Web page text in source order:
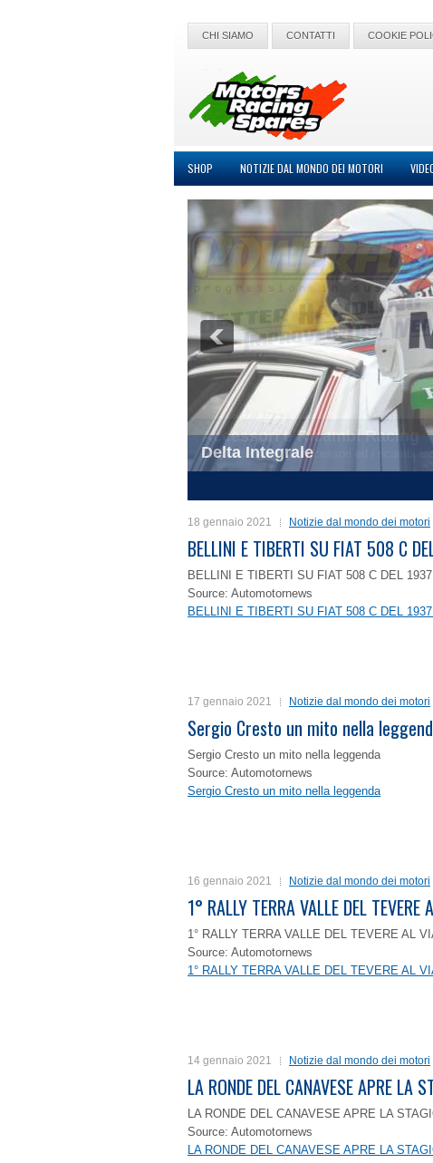
CHI SIAMO CONTATTI COOKIE
SHOP NOTIZIE DAL MONDO DEI MOTORI
Delta Integrale
18 gennaio 2021 Notizie dal mondo dei motori
BELLINI E TIBERTI SU FIAT 508 C
BELLINI E TIBERTI SU FIAT 508 C DEL
Source: Automotornews
BELLINI E TIBERTI SU FIAT 508 C DEL
17 gennaio 2021 Notizie dal mondo dei motori
Sergio Cresto un mito nella
Sergio Cresto un mito nella leggenda
Source: Automotornews
Sergio Cresto un mito nella leggenda
16 gennaio 2021 Notizie dal mondo dei motori
1° RALLY TERRA VALLE DEL TEVERE
1° RALLY TERRA VALLE DEL TEVERE AL
Source: Automotornews
1° RALLY TERRA VALLE DEL TEVERE AL
14 gennaio 2021 Notizie dal mondo dei motori
LA RONDE DEL CANAVESE APRE LA
LA RONDE DEL CANAVESE APRE LA
Source: Automotornews
LA RONDE DEL CANAVESE APRE LA